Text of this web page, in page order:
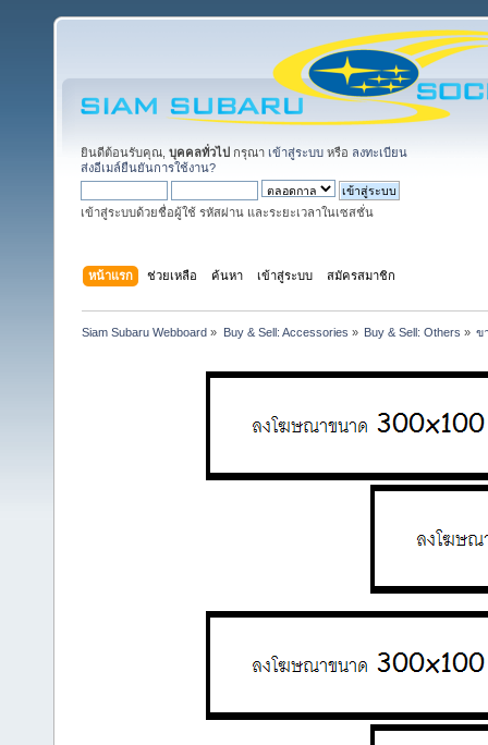
ยินดีต้อนรับคุณ, บุคคลทั่วไป กรุณา เข้าสู่ระบบ หรือ ลงทะเบียน
ส่งอีเมล์ยืนยันการใช้งาน?
เข้าสู่ระบบด้วยชื่อผู้ใช้ รหัสผ่าน และระยะเวลาในเซสชั่น
หน้าแรก ช่วยเหลือ ค้นหา เข้าสู่ระบบ สมัครสมาชิก
Siam Subaru Webboard » Buy & Sell: Accessories » Buy & Sell: Others » ข